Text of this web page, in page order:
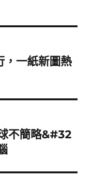
，一紙新圖熱
不簡略&#32